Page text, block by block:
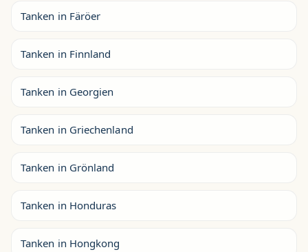
Tanken in Färöer
Tanken in Finnland
Tanken in Georgien
Tanken in Griechenland
Tanken in Grönland
Tanken in Honduras
Tanken in Hongkong